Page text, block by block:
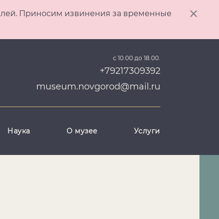
Приносим извинения за временные
с 10.00 до 18.00.
+79217309392
museum.novgorod@mail.ru
Наука О музее Услуги